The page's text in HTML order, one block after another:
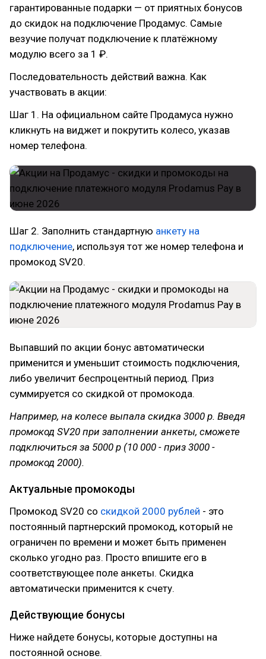
гарантированные подарки — от приятных бонусов
до скидок на подключение Продамус. Самые
везучие получат подключение к платёжному
модулю всего за 1 ₽.
Последовательность действий важна. Как
участвовать в акции:
Шаг 1. На официальном сайте Продамуса нужно
кликнуть на виджет и покрутить колесо, указав
номер телефона.
Шаг 2. Заполнить стандартную анкету на
подключение, используя тот же номер телефона и
промокод SV20.
Выпавший по акции бонус автоматически
применится и уменьшит стоимость подключения,
либо увеличит беспроцентный период. Приз
суммируется со скидкой от промокода.
Например, на колесе выпала скидка 3000 р. Введя
промокод SV20 при заполнении анкеты, сможете
подключиться за 5000 р (10 000 - приз 3000 -
промокод 2000).
Актуальные промокоды
Промокод SV20 со скидкой 2000 рублей - это
постоянный партнерский промокод, который не
ограничен по времени и может быть применен
сколько угодно раз. Просто впишите его в
соответствующее поле анкеты. Скидка
автоматически применится к счету.
Действующие бонусы
Ниже найдете бонусы, которые доступны на
постоянной основе.